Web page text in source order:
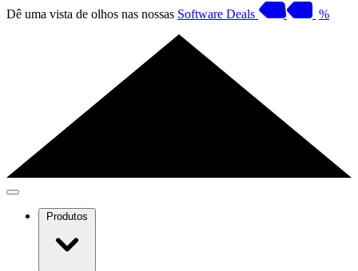
Dê uma vista de olhos nas nossas Software Deals %
Produtos